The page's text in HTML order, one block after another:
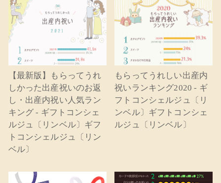
【最新版】もらってうれ
しかった出産祝いのお返
し・出産内祝い人気ラン
キング - ギフトコンシェ
ルジュ〔リンベル〕ギフ
トコンシェルジュ〔リン
ベル〕
もらってうれしい出産内
祝いランキング2020 - ギ
フトコンシェルジュ〔リ
ンベル〕ギフトコンシェ
ルジュ〔リンベル〕